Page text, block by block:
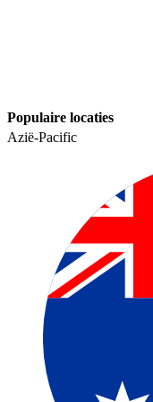
Populaire locaties​​
Azië-Pacific​​